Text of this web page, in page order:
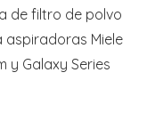
de filtro de polvo
aspiradoras Miele
y Galaxy Series